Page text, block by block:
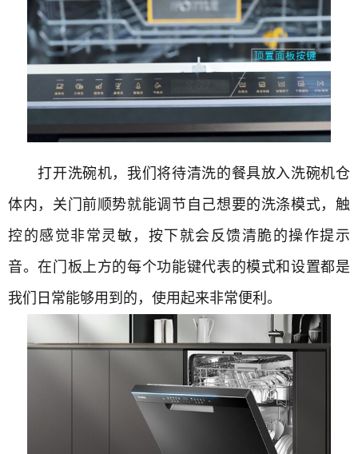
打开洗碗机，我们将待清洗的餐具放入洗碗机仓
体内，关门前顺势就能调节自己想要的洗涤模式，触
控的感觉非常灵敏，按下就会反馈清脆的操作提示
音。在门板上方的每个功能键代表的模式和设置都是
我们日常能够用到的，使用起来非常便利。